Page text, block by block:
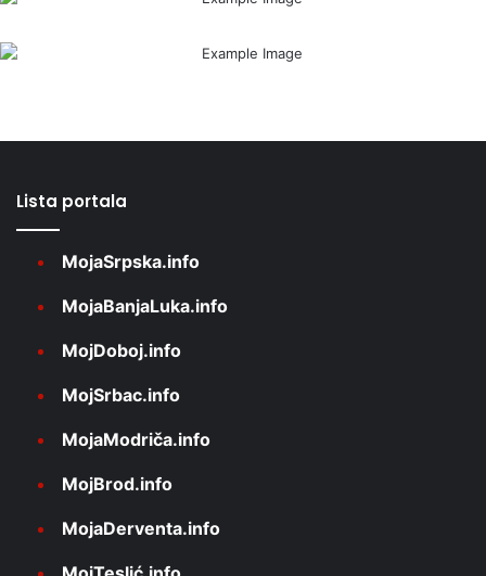
Lista portala
MojaSrpska.info
MojaBanjaLuka.info
MojDoboj.info
MojSrbac.info
MojaModriča.info
MojBrod.info
MojaDerventa.info